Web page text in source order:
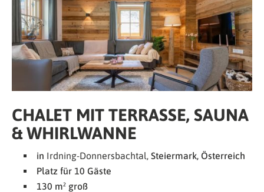
CHALET MIT TERRASSE, SAUNA
& WHIRLWANNE
in Irdning-Donnersbachtal, Steiermark, Österreich
Platz für 10 Gäste
130 m² groß